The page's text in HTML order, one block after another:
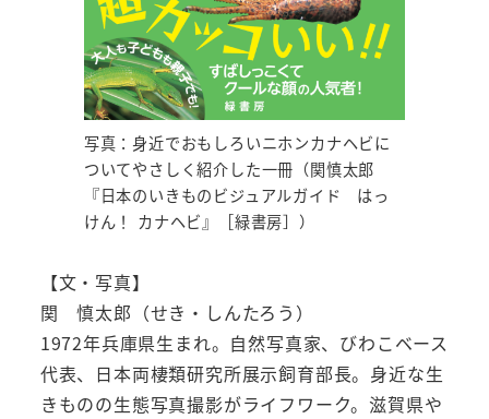
写真：身近でおもしろいニホンカナヘビに
ついてやさしく紹介した一冊（関慎太郎
『日本のいきものビジュアルガイド はっ
けん！ カナヘビ』［緑書房］）
【文・写真】
関 慎太郎（せき・しんたろう）
1972年兵庫県生まれ。自然写真家、びわこベース
代表、日本両棲類研究所展示飼育部長。身近な生
きものの生態写真撮影がライフワーク。滋賀県や